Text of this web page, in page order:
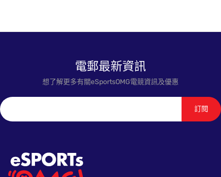
電郵最新資訊
想了解更多有關eSportsOMG電競資訊及優惠
訂閱